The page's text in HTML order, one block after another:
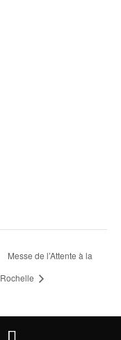
Messe de l’Attente à la
Rochelle